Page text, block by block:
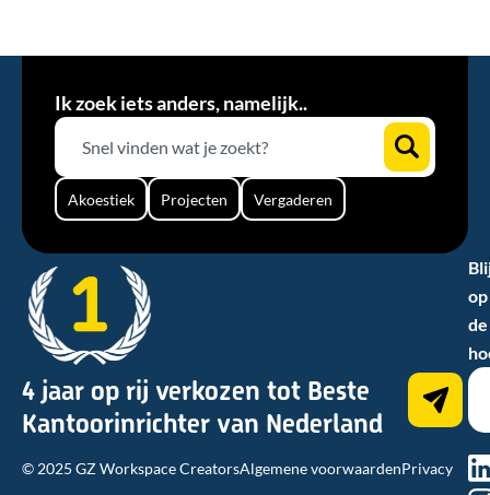
Ik zoek iets anders, namelijk..
Akoestiek Projecten Vergaderen
4 jaar op rij verkozen tot Beste
Kantoorinrichter van Nederland
op
de
© 2025 GZ Workspace CreatorsAlgemene voorwaardenPrivacy